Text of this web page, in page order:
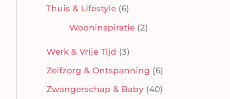
Thuis & Lifestyle (6)
Wooninspiratie(2)
Werk & Vrije Tijd (3)
Zelfzorg & Ontspanning (6)
Zwangerschap & Baby (40)